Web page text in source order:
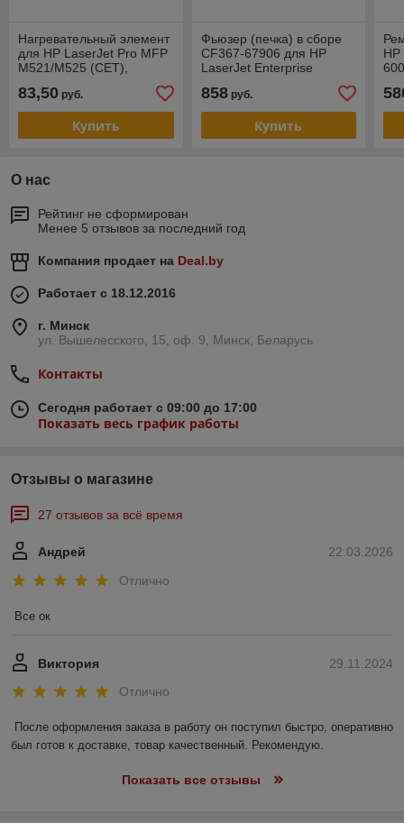
Нагревательный элемент
для HP LaserJet Pro MFP
M521/M525 (CET),
83,50 руб.
Купить
Фьюзер (печка) в сборе
CF367-67906 для HP
LaserJet Enterprise
CET2594U
858руб.
Купить
О нас
Рейтинг не сформирован
Менее 5 отзывов за последний год
Компания продает на Deal.by
Работает с 18.12.2016
г. Минск
ул. Вышелесского, 15, оф. 9, Минск, Беларусь
Контакты
Сегодня работает с 09:00 до 17:00
Показать весь график работы
Отзывы о магазине
27 отзывов за всё время
22.03.2026
Андрей
Отлично
Все ок
29.11.2024
Виктория
Отлично
После оформления заказа в работу он поступил быстро, оперативно
был готов к доставке, товар качественный. Рекомендую.
Показать все отзывы